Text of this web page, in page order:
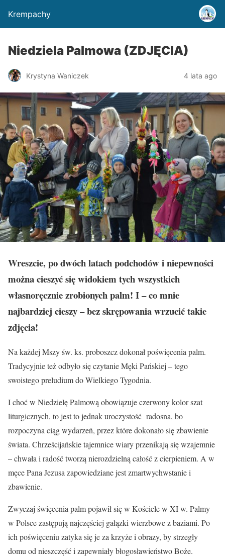
Krempachy
Niedziela Palmowa (ZDJĘCIA)
Krystyna Waniczek 4 lata ago
Wreszcie, po dwóch latach podchodów i niepewności
można cieszyć się widokiem tych wszystkich
własnoręcznie zrobionych palm! I – co mnie
najbardziej cieszy – bez skrępowania wrzucić takie
zdjęcia!
Na każdej Mszy św. ks. proboszcz dokonał poświęcenia palm.
Tradycyjnie też odbyło się czytanie Męki Pańskiej – tego
swoistego preludium do Wielkiego Tygodnia.
I choć w Niedzielę Palmową obowiązuje czerwony kolor szat
liturgicznych, to jest to jednak uroczystość radosna, bo
rozpoczyna ciąg wydarzeń, przez które dokonało się zbawienie
świata. Chrześcijańskie tajemnice wiary przenikają się wzajemnie
– chwała i radość tworzą nierozdzielną całość z cierpieniem. A w
męce Pana Jezusa zapowiedziane jest zmartwychwstanie i
zbawienie.
Zwyczaj święcenia palm pojawił się w Kościele w XI w. Palmy
w Polsce zastępują najczęściej gałązki wierzbowe z baziami. Po
ich poświęceniu zatyka się je za krzyże i obrazy, by strzegły
domu od nieszczęść i zapewniały błogosławieństwo Boże.